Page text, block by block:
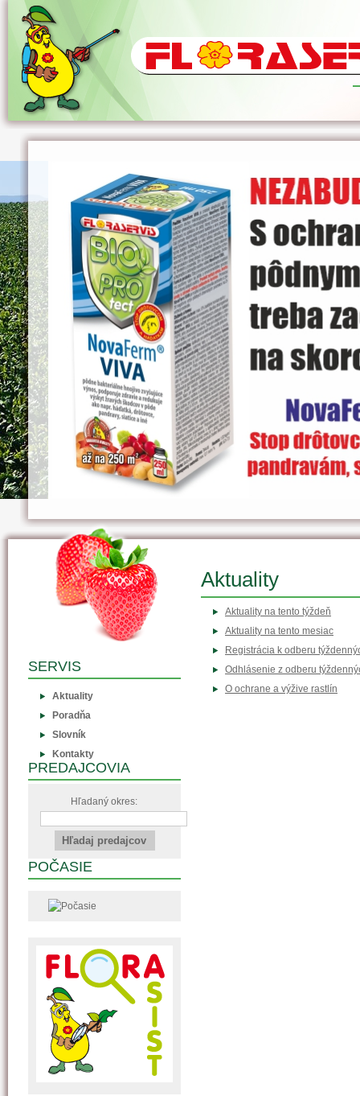
Aktuality
Aktuality na tento týždeň
Aktuality na tento mesiac
Registrácia k odberu
Odhlásenie z odberu
O ochrane a výžive rastlín
SERVIS
Aktuality
Poradňa
Slovník
Kontakty
PREDAJCOVIA
Hľadaný okres:
POČASIE